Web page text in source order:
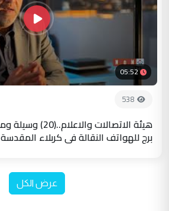
05:52
538
برج للهواتف النقالة في كربلاء المقدسة
عرض الكل